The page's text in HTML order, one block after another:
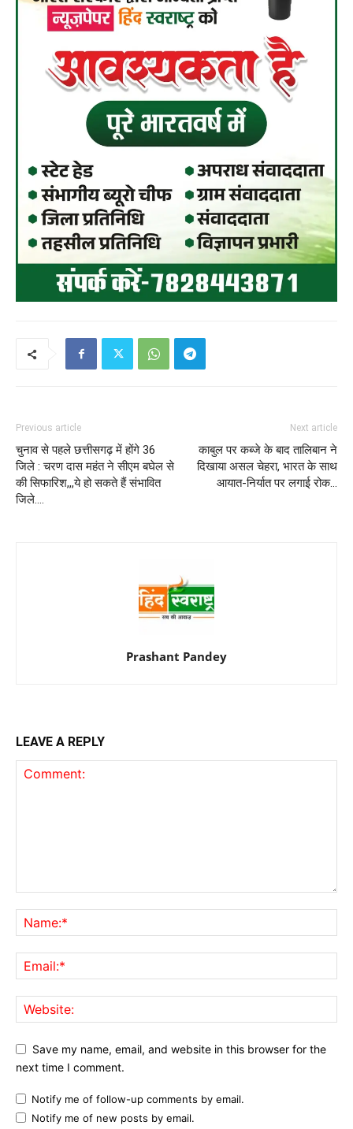
Previous article
चुनाव से पहले छत्तीसगढ़ में होंगे 36
जिले : चरण दास महंत ने सीएम बघेल से
की सिफारिश,,,ये हो सकते हैं संभावित
जिले….
Next article
काबुल पर कब्जे के बाद तालिबान ने
दिखाया असल चेहरा, भारत के साथ
आयात-निर्यात पर लगाई रोक…
Prashant Pandey
LEAVE A REPLY
Save my name, email, and website in this browser for the
next time I comment.
Notify me of follow-up comments by email.
Notify me of new posts by email.